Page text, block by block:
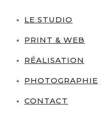
LE STUDIO
PRINT & WEB
RÉALISATION
PHOTOGRAPHIE
CONTACT